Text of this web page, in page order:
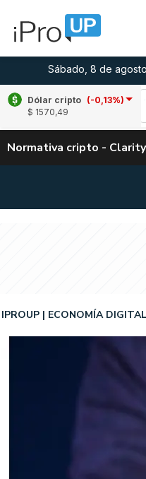
Sábado, 8 de
Dólar cripto (-0,13%)
$ 1570,49
(2,76%)
Normativa cripto -
IPROUP ECONOMÍA DIGITAL